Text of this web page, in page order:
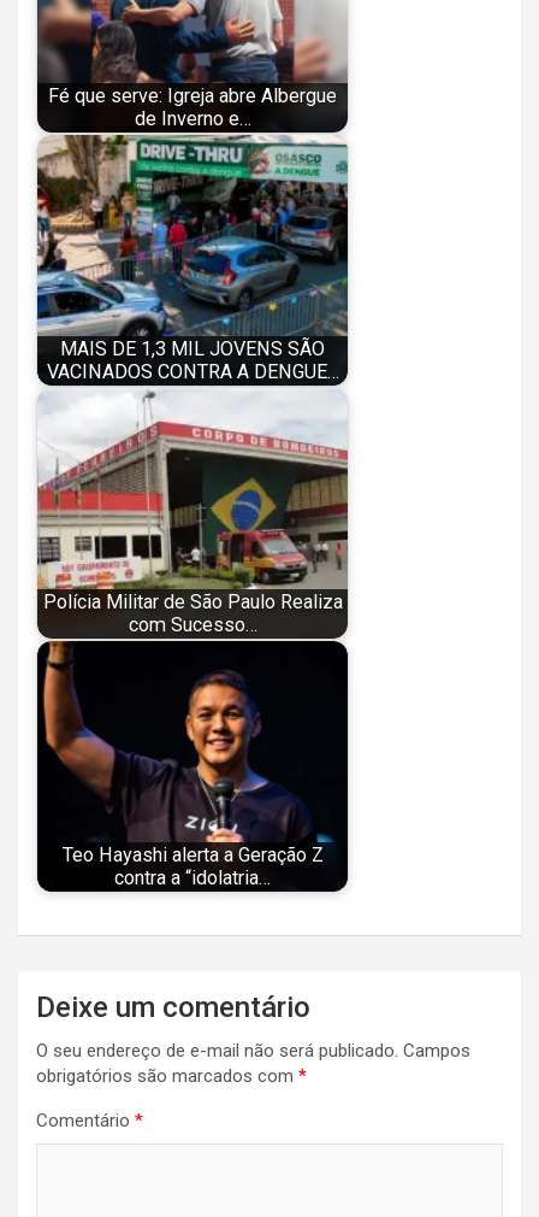
Fé que serve: Igreja abre Albergue
de Inverno e…
MAIS DE 1,3 MIL JOVENS SÃO
VACINADOS CONTRA A DENGUE…
Polícia Militar de São Paulo Realiza
com Sucesso…
Teo Hayashi alerta a Geração Z
contra a “idolatria…
Navegação
de
Post
Deixe um comentário
O seu endereço de e-mail não será publicado. Campos
obrigatórios são marcados com *
Comentário *